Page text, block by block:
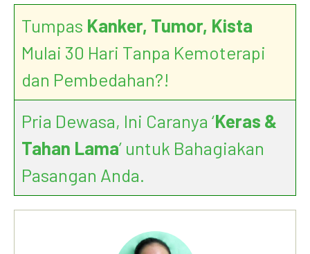
Cakar Ayam (Selaginella
Tumpas Kanker, Tumor, Kista
Mulai 30 Hari Tanpa Kemoterapi
dan Pembedahan?!
Pria Dewasa, Ini Caranya ‘Keras &
Tahan Lama’ untuk Bahagiakan
Pasangan Anda.